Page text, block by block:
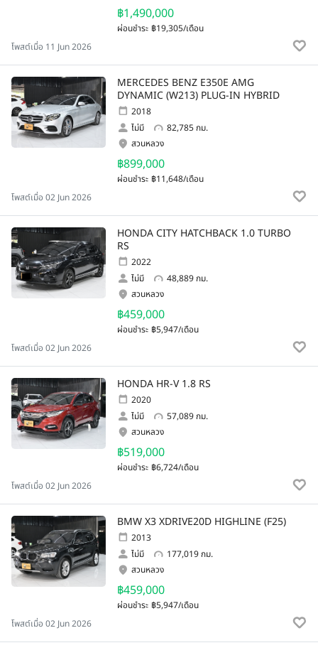
฿1,490,000
ผ่อนชำระ ฿19,305/เดือน
โพสต์เมื่อ 11 Jun 2026
MERCEDES BENZ E350E AMG
DYNAMIC (W213) PLUG-IN HYBRID
2018
ไม่มี
82,785 กม.
฿899,000
ผ่อนชำระ ฿11,648/เดือน
สวนหลวง
โพสต์เมื่อ 02 Jun 2026
HONDA CITY HATCHBACK 1.0 TURBO
RS
2022
ไม่มี
48,889 กม.
฿459,000
ผ่อนชำระ ฿5,947/เดือน
สวนหลวง
โพสต์เมื่อ 02 Jun 2026
HONDA HR-V 1.8 RS
2020
ไม่มี
57,089 กม.
฿519,000
ผ่อนชำระ ฿6,724/เดือน
สวนหลวง
โพสต์เมื่อ 02 Jun 2026
BMW X3 XDRIVE20D HIGHLINE (F25)
2013
ไม่มี
177,019 กม.
฿459,000
ผ่อนชำระ ฿5,947/เดือน
สวนหลวง
โพสต์เมื่อ 02 Jun 2026